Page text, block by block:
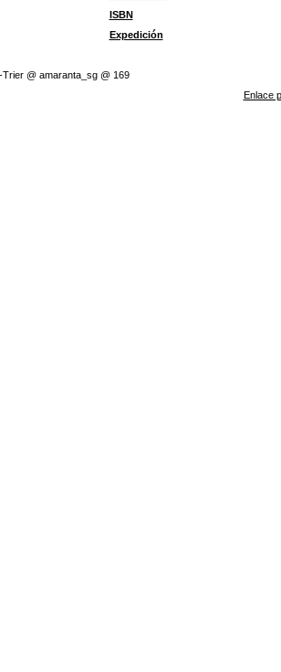
ISBN
Expedición
Trier @ amaranta_sg @ 169
Enlace